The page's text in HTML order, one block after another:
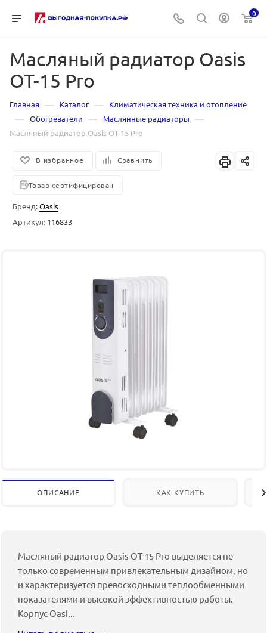
0
Масляный радиатор Oasis
OT-15 Pro
Главная — Каталог — Климатическая техника и отопление
— Обогреватели — Маслянные радиаторы —
Масляный радиатор Oasis OT-15 Pro
В избранное Сравнить
Товар сертифицирован
Бренд:Oasis
Артикул: 116833
ОПИСАНИЕ КАК КУПИТЬ
Масляный радиатор Oasis OT-15 Pro выделяется не
только современным привлекательным дизайном, но
и характеризуется превосходными теплообменными
показателями и высокой эффективностью работы.
Корпус Oasi...